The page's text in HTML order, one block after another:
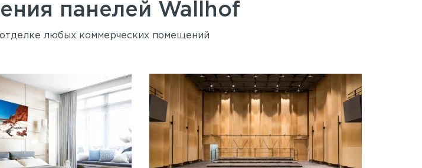
панелей Wallhof
любых коммерческих помещений